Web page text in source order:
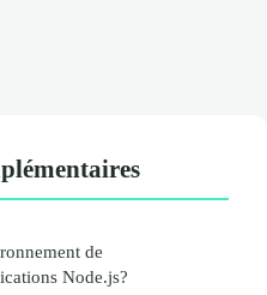
de
Node.js?